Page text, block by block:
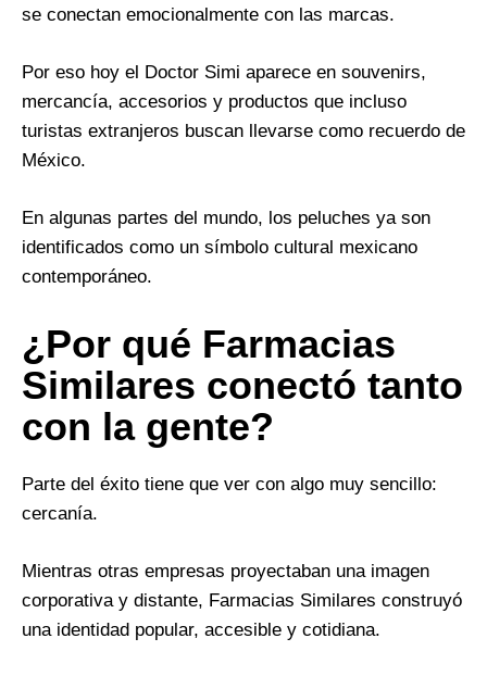
se conectan emocionalmente con las marcas.
Por eso hoy el Doctor Simi aparece en souvenirs,
mercancía, accesorios y productos que incluso
turistas extranjeros buscan llevarse como recuerdo de
México.
En algunas partes del mundo, los peluches ya son
identificados como un símbolo cultural mexicano
contemporáneo.
¿Por qué Farmacias
Similares conectó tanto
con la gente?
Parte del éxito tiene que ver con algo muy sencillo:
cercanía.
Mientras otras empresas proyectaban una imagen
corporativa y distante, Farmacias Similares construyó
una identidad popular, accesible y cotidiana.